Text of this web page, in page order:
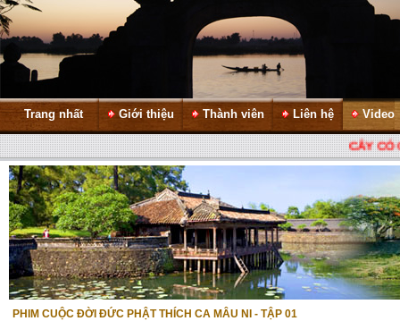
Trang nhất Giới thiệu Thành viên Liên hệ Video
CÂY CÓ
PHIM CUỘC ĐỜI ĐỨC PHẬT THÍCH CA MÂU NI - TẬP 01